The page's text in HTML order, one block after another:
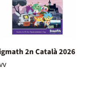
2n Català 2026